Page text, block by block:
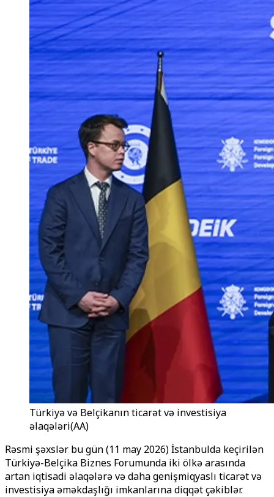
Türkiyə və Belçikanın ticarət və investisiya
əlaqələri(AA)
Rəsmi şəxslər bu gün (11 may 2026) İstanbulda keçirilən
Türkiyə-Belçika Biznes Forumunda iki ölkə arasında
artan iqtisadi əlaqələrə və daha genişmiqyaslı ticarət və
investisiya əməkdaşlığı imkanlarına diqqət çəkiblər.